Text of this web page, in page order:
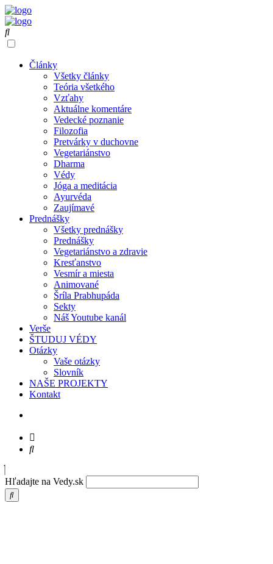
Články
Všetky články
Teória všetkého
Vzťahy
Aktuálne komentáre
Vedecké poznanie
Filozofia
Pretvárky v duchovne
Vegetariánstvo
Dharma
Védy
Jóga a meditácia
Ayurvéda
Zaujímavé
Prednášky
Všetky prednášky
Prednášky
Vegetariánstvo a zdravie
Kresťanstvo
Vesmír a miesta
Animované
Šríla Prabhupáda
Sekty
Náš Youtube kanál
Verše
ŠTUDUJ VÉDY
Otázky
Vaše otázky
Slovník
NAŠE PROJEKTY
Kontakt
Hľadajte na Vedy.sk